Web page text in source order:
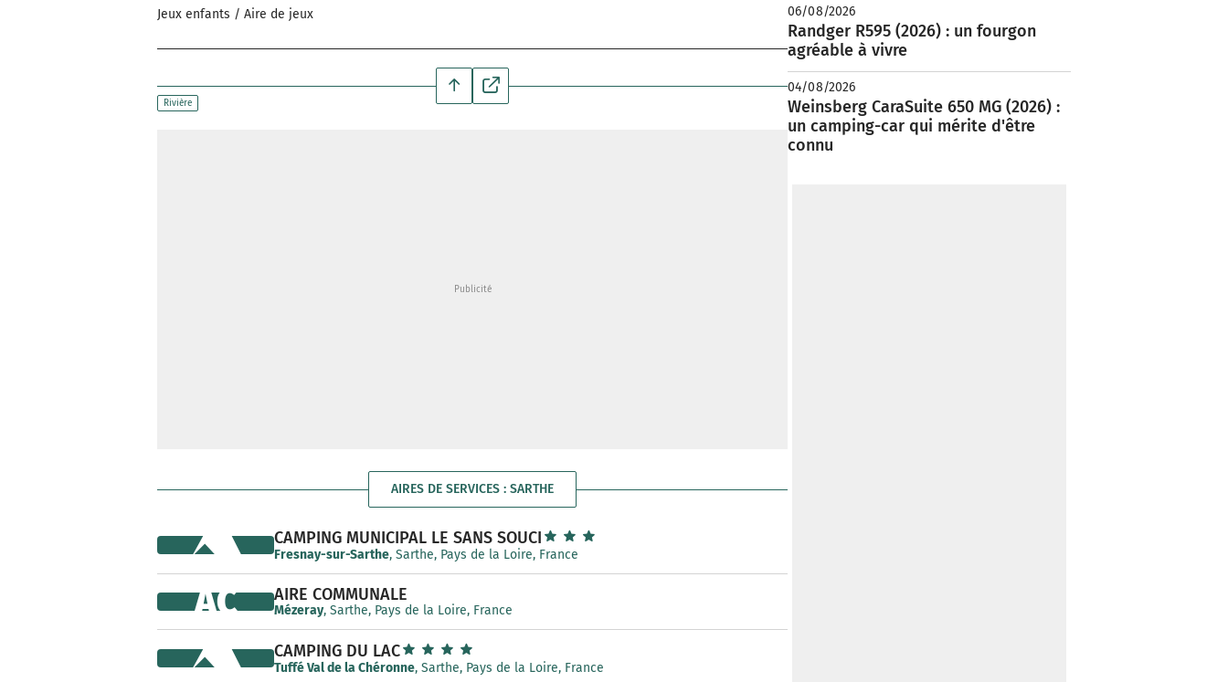
Jeux enfants / Aire de jeux
Rivière
AIRES DE SERVICES : SARTHE
CAMPING MUNICIPAL LE SANS SOUCI
Fresnay-sur-Sarthe, Sarthe, Pays de la Loire, France
AIRE COMMUNALE
Mézeray, Sarthe, Pays de la Loire, France
AC
CAMPING DU LAC
Tuffé Val de la Chéronne, Sarthe, Pays de la Loire, France
06/08/2026
Randger R595 (2026) : un fourgon
agréable à vivre
04/08/2026
Weinsberg CaraSuite 650 MG (2026) :
un camping-car qui mérite d'être
connu